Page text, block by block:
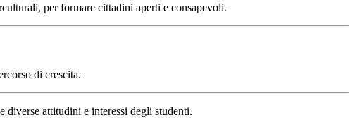
per formare cittadini aperti e consapevoli.
di crescita.
diverse attitudini e interessi degli studenti.